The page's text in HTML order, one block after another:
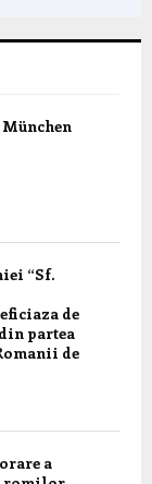
“Sf.
de
partea
de
a